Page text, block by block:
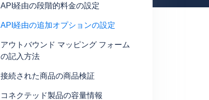
API経由の段階的料金の設定
API経由の追加オプションの設定
アウトバウンド マッピング フォーム
の記入方法
接続された商品の商品検証
コネクテッド製品の容量情報